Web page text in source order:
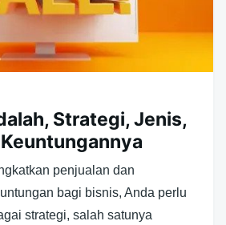
Strategi, Jenis,
penjualan dan
bagi bisnis, Anda perlu
strategi, salah satunya